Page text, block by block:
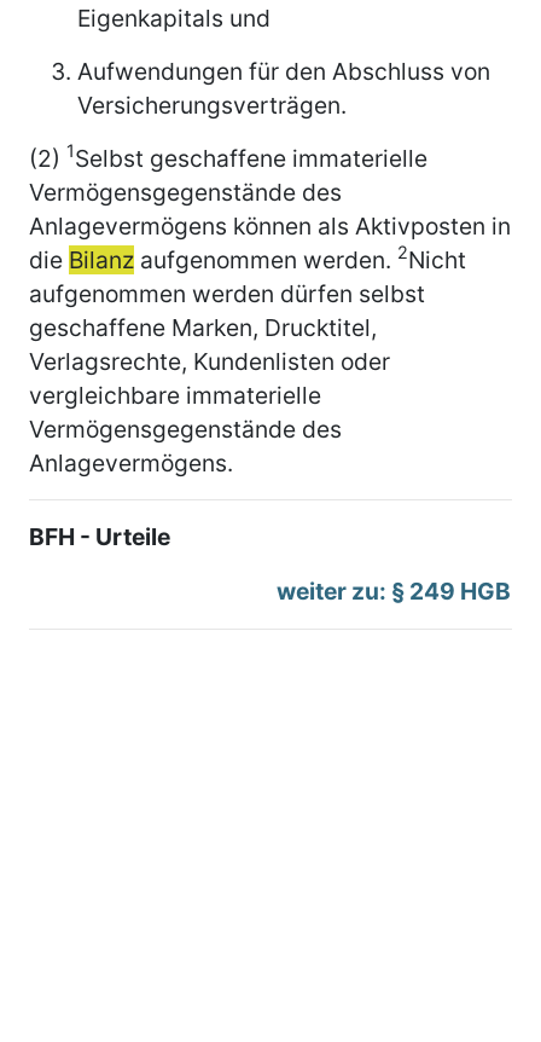
Eigenkapitals und
Aufwendungen für den Abschluss von
Versicherungsverträgen.
(2) 1Selbst geschaffene immaterielle
Vermögensgegenstände des
Anlagevermögens können als Aktivposten in
die Bilanz aufgenommen werden. 2Nicht
aufgenommen werden dürfen selbst
geschaffene Marken, Drucktitel,
Verlagsrechte, Kundenlisten oder
vergleichbare immaterielle
Vermögensgegenstände des
Anlagevermögens.
BFH - Urteile
weiter zu: § 249 HGB